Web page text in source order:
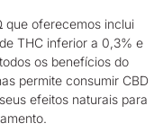
que oferecemos inclui
THC inferior a 0,3% e
os benefícios do
permite consumir CBD
efeitos naturais para